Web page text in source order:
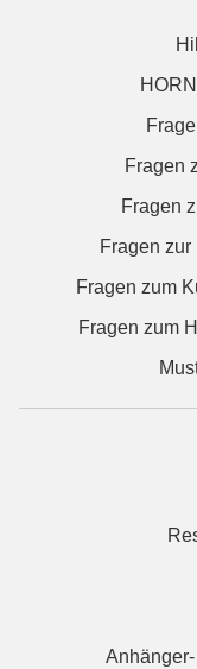
Fragen
Fragen
Fragen
Fragen zum
Fragen zum